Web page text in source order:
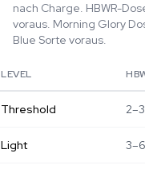
nach Charge. HBWR-
voraus. Morning Glory
Blue Sorte voraus.
LEVEL
Threshold 2–3
Light 3–6